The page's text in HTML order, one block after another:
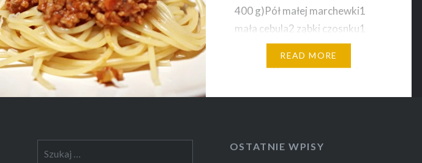
400 g)Pół małej marchewki1
mała cebula2 ząbki czosnku1
gałązka selera
pomidorowejChilli w płatkach
typu)Świeża bazylia Selera i
READ MORE
OSTATNIE WPISY